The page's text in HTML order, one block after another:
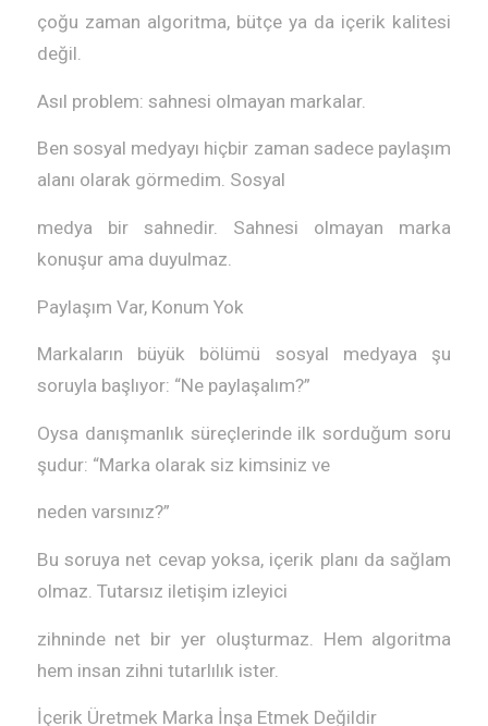
çoğu zaman algoritma, bütçe ya da içerik kalitesi
değil.
Asıl problem: sahnesi olmayan markalar.
Ben sosyal medyayı hiçbir zaman sadece paylaşım
alanı olarak görmedim. Sosyal
medya bir sahnedir. Sahnesi olmayan marka
konuşur ama duyulmaz.
Paylaşım Var, Konum Yok
Markaların büyük bölümü sosyal medyaya şu
soruyla başlıyor: “Ne paylaşalım?”
Oysa danışmanlık süreçlerinde ilk sorduğum soru
şudur: “Marka olarak siz kimsiniz ve
neden varsınız?”
Bu soruya net cevap yoksa, içerik planı da sağlam
olmaz. Tutarsız iletişim izleyici
zihninde net bir yer oluşturmaz. Hem algoritma
hem insan zihni tutarlılık ister.
İçerik Üretmek Marka İnşa Etmek Değildir